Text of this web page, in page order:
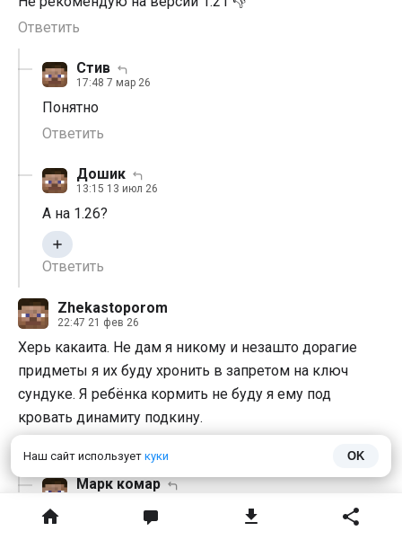
Ответить
Стив
17:48 7 мар 26
Понятно
Ответить
Дошик
13:15 13 июл 26
А на 1.26?
Ответить
Zhekastoporom
22:47 21 фев 26
Херь какаита. Не дам я никому и незашто дорагие
придметы я их буду хронить в запретом на ключ
сундуке. Я ребёнка кормить не буду я ему под
кровать динамиту подкину.
Марк комар
Чего?
Наш сайт использует куки OK